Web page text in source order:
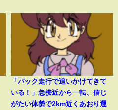
「バック走行で追いかけてきて
いる！」急接近から一転、信じ
がたい体勢で2km近くあおり運